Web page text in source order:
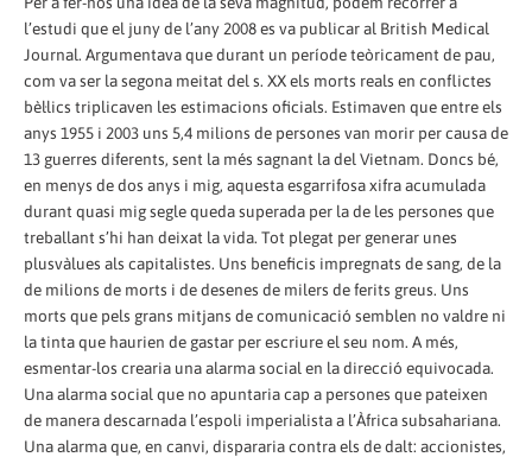
l’estudi que el juny de l’any 2008 es va publicar al British Medical
Journal. Argumentava que durant un període teòricament de pau,
com va ser la segona meitat del s. XX els morts reals en conflictes
bèl·lics triplicaven les estimacions oficials. Estimaven que entre els
anys 1955 i 2003 uns 5,4 milions de persones van morir per causa de
13 guerres diferents, sent la més sagnant la del Vietnam. Doncs bé,
en menys de dos anys i mig, aquesta esgarrifosa xifra acumulada
durant quasi mig segle queda superada per la de les persones que
treballant s’hi han deixat la vida. Tot plegat per generar unes
plusvàlues als capitalistes. Uns beneficis impregnats de sang, de la
de milions de morts i de desenes de milers de ferits greus. Uns
morts que pels grans mitjans de comunicació semblen no valdre ni
la tinta que haurien de gastar per escriure el seu nom. A més,
esmentar-los crearia una alarma social en la direcció equivocada.
Una alarma social que no apuntaria cap a persones que pateixen
de manera descarnada l’espoli imperialista a l’Àfrica subsahariana.
Una alarma que, en canvi, dispararia contra els de dalt: accionistes,